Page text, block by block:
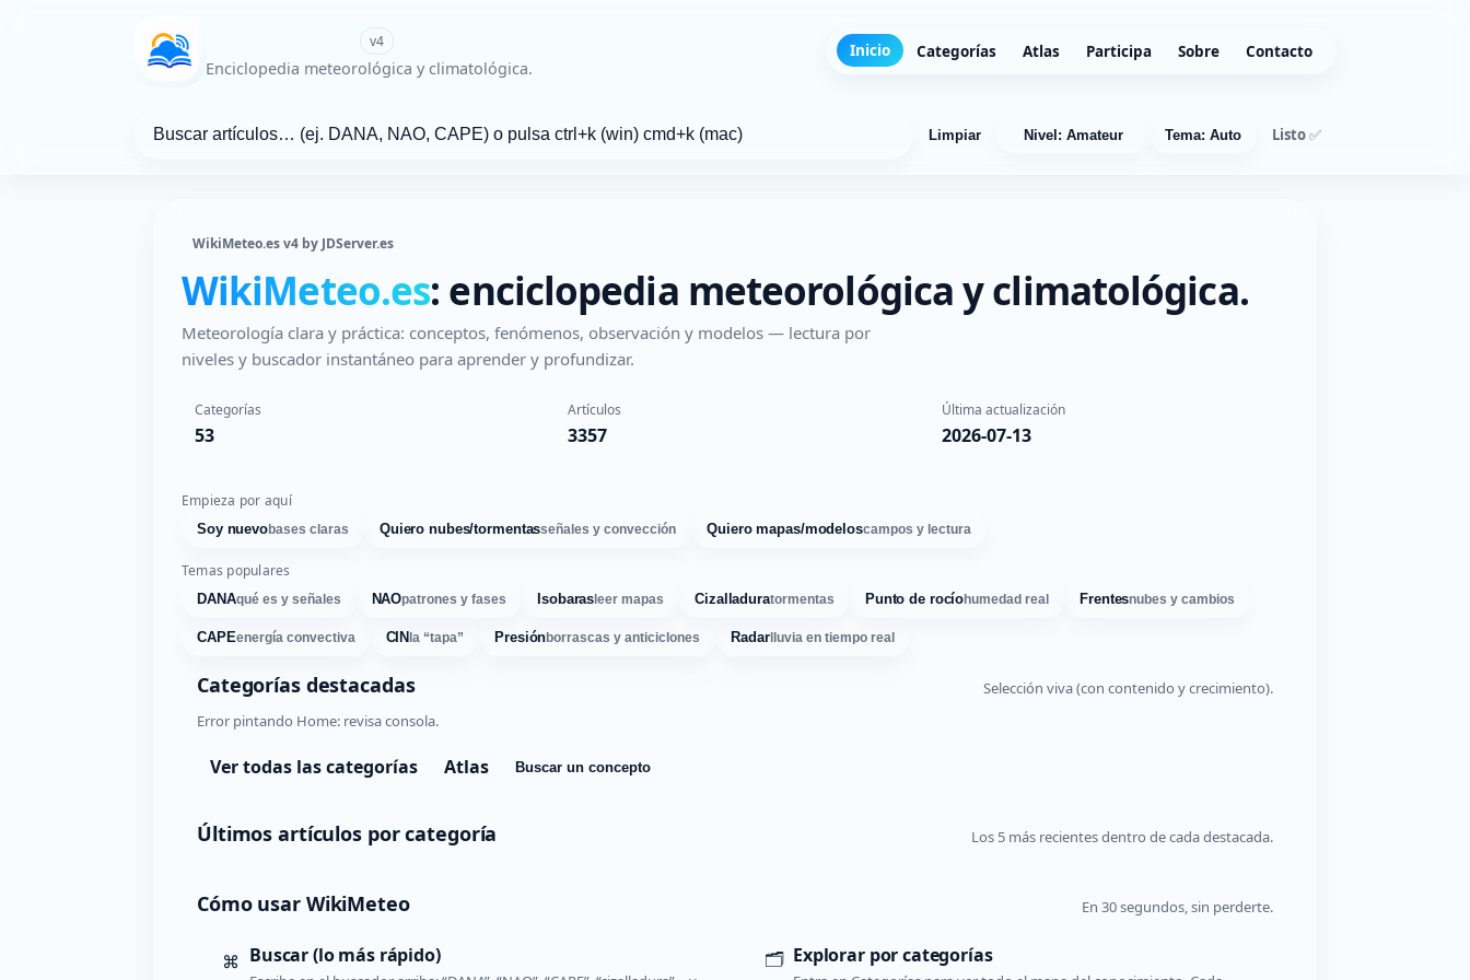
WikiMeteo.es v4
Enciclopedia meteorológica y climatológica.
Inicio Categorías Atlas Participa Sobre Contacto
Limpiar Nivel: Amateur Tema: Auto Listo ✅
WikiMeteo.es v4 by JDServer.es
WikiMeteo.es: enciclopedia meteorológica y climatológica.
Meteorología clara y práctica: conceptos, fenómenos, observación y modelos — lectura por
niveles y buscador instantáneo para aprender y profundizar.
Categorías
53
Artículos
3357
Última actualización
2026-07-13
Empieza por aquí
Soy nuevobases claras Quiero nubes/tormentasseñales y convección Quiero mapas/modeloscampos y lectura
Temas populares
DANAqué es y señales NAOpatrones y fases Isobarasleer mapas Cizalladuratormentas Punto de rocíohumedad real Frentesnubes y cambios
CAPEenergía convectiva CIN la “tapa” Presiónborrascas y anticiclones Radarlluvia en tiempo real
Categorías destacadas
Selección viva (con contenido y crecimiento).
Error pintando Home: revisa consola.
Ver todas las categorías Atlas Buscar un concepto
Últimos artículos por categoría Los 5 más recientes dentro de cada destacada.
Cómo usar WikiMeteo En 30 segundos, sin perderte.
⌘ Buscar (lo más rápido) 🗂️ Explorar por categorías